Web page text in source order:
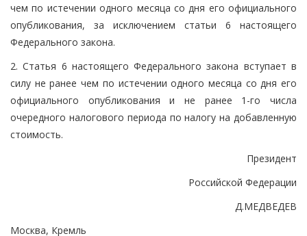
чем по истечении одного месяца со дня его официального
опубликования, за исключением статьи 6 настоящего
Федерального закона.
2. Статья 6 настоящего Федерального закона вступает в
силу не ранее чем по истечении одного месяца со дня его
официального опубликования и не ранее 1-го числа
очередного налогового периода по налогу на добавленную
стоимость.
Президент
Российской Федерации
Д.МЕДВЕДЕВ
Москва, Кремль